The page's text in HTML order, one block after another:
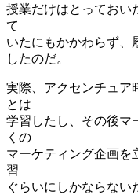
授業だけはとっておい
て
いたにもかかわらず、
したのだ。
実際、アクセンチュア
とは
学習したし、その後マ
くの
マーケティング企画を
習
ぐらいにしかならない